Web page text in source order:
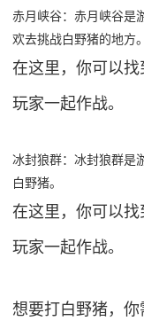
赤月峡谷：赤月峡谷是
欢去挑战白野猪的地方。
在这里，你可以
玩家一起作战。
冰封狼群：冰封狼群是
白野猪。
在这里，你可以
玩家一起作战。
想要打白野猪，你